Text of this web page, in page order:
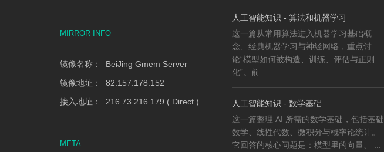
MIRROR INFO
镜像名称： BeiJing Gmem Server
镜像地址： 82.157.178.152
接入地址： 216.73.216.179 ( Direct )
META
人工智能知识 - 算法和机器学习
这一篇从常用算法进入机器学习基础概
念、经典机器学习与神经网络，重点讨
论“模型如何被构造、训练、评估与正则
化”。前 ...
人工智能知识 - 数学基础
这一篇整理 AI 所需的数学基础，包括基础
数学、线性代数、微积分与概率论统计。
它回答的核心问题是：模型里的向量、 ...